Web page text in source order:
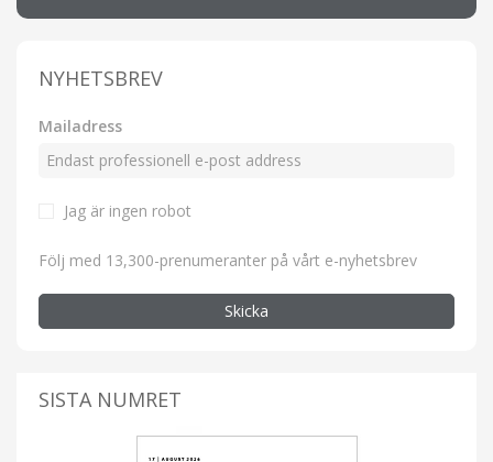
NYHETSBREV
Mailadress
Jag är ingen robot
Följ med 13,300-prenumeranter på vårt e-nyhetsbrev
Skicka
SISTA NUMRET